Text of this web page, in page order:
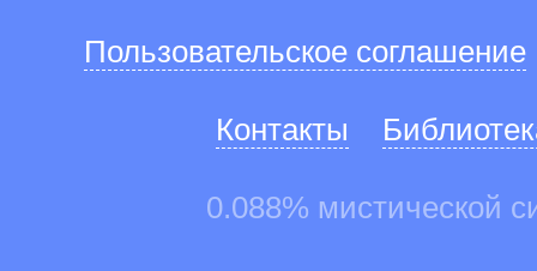
Пользовательское соглашение
Контакты
0.088% мистической